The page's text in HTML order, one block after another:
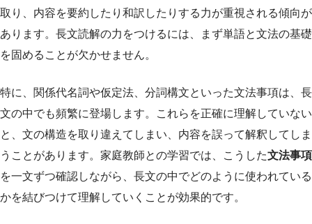
取り、内容を要約したり和訳したりする力が重視される傾向が
あります。長文読解の力をつけるには、まず単語と文法の基礎
を固めることが欠かせません。
特に、関係代名詞や仮定法、分詞構文といった文法事項は、長
文の中でも頻繁に登場します。これらを正確に理解していない
と、文の構造を取り違えてしまい、内容を誤って解釈してしま
うことがあります。家庭教師との学習では、こうした文法事項
を一文ずつ確認しながら、長文の中でどのように使われている
かを結びつけて理解していくことが効果的です。